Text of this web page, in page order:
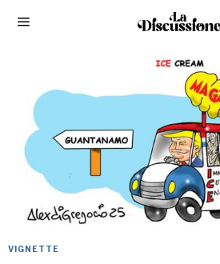
VIGNETTE